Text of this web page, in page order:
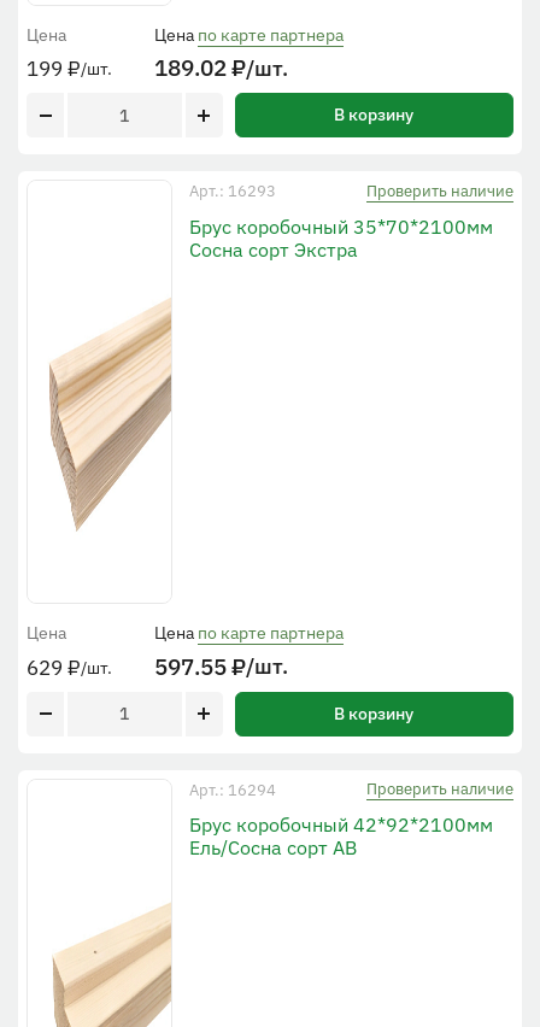
Цена
199 ₽/шт.
Цена по карте партнера
189.02₽/шт.
В корзину
Арт.: 16293 Проверить наличие
Брус коробочный 35*70*2100мм
Сосна сорт Экстра
Цена
629 ₽/шт.
Цена по карте партнера
597.55₽/шт.
В корзину
Арт.: 16294 Проверить наличие
Брус коробочный 42*92*2100мм
Ель/Сосна сорт АВ